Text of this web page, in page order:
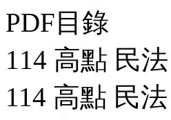
PDF目錄
114 高點 民
114 高點 民